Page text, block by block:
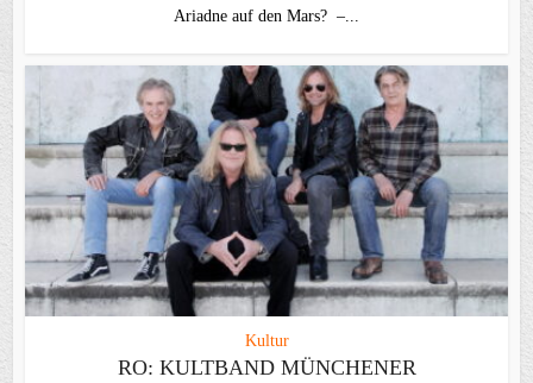
Ariadne auf den Mars? –...
Kultur
RO: KULTBAND MÜNCHENER